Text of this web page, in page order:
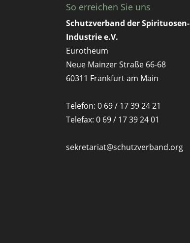
So erreichen Sie uns
Schutzverband der Spirituosen-
Industrie e.V.
Eurotheum
Neue Mainzer Straße 66-68
60311 Frankfurt am Main
Telefon: 0 69 / 17 39 24 21
Telefax: 0 69 / 17 39 24 01
sekretariat@schutzverband.org